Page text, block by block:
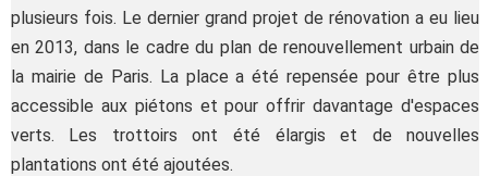
plusieurs fois. Le dernier grand projet de rénovation a eu lieu
en 2013, dans le cadre du plan de renouvellement urbain de
la mairie de Paris. La place a été repensée pour être plus
accessible aux piétons et pour offrir davantage d'espaces
verts. Les trottoirs ont été élargis et de nouvelles
plantations ont été ajoutées.